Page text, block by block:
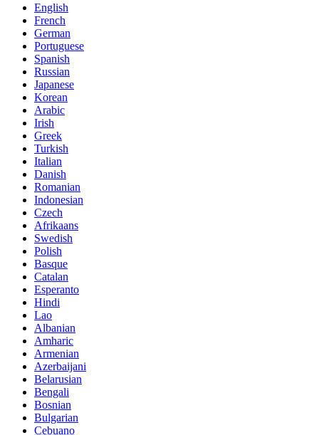
English
French
German
Portuguese
Spanish
Russian
Japanese
Korean
Arabic
Irish
Greek
Turkish
Italian
Danish
Romanian
Indonesian
Czech
Afrikaans
Swedish
Polish
Basque
Catalan
Esperanto
Hindi
Lao
Albanian
Amharic
Armenian
Azerbaijani
Belarusian
Bengali
Bosnian
Bulgarian
Cebuano